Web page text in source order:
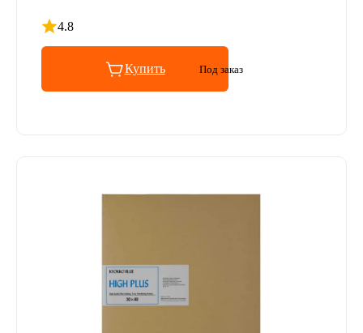
4.8
Рейтинг 4.8 из 5
Купить Под заказ